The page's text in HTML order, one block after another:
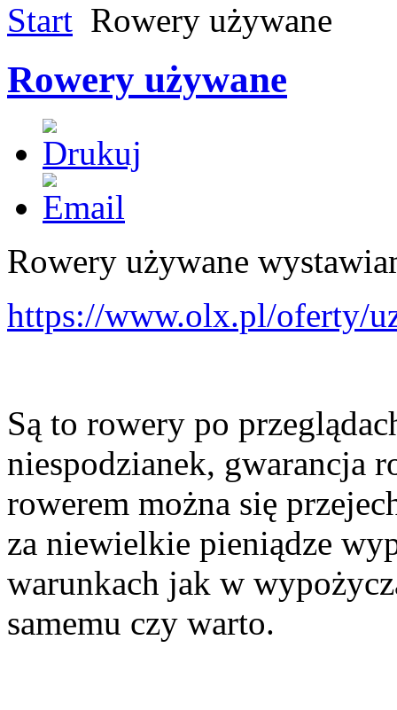
Start Rowery używane
Rowery używane
Rowery używane
https://www.olx.pl/oferty/
Są to rowery po
niespodzianek, gwarancja
rowerem można się
za niewielkie pieniądze
warunkach jak w
samemu czy warto.